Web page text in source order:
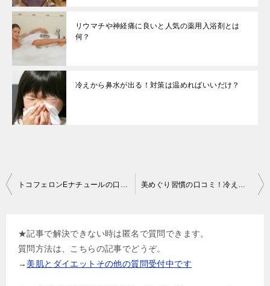
リウマチや神経痛に良いと人気の薬用入浴剤とは
何？
冷えから鼻水が出る！対策は温めればいいだけ？
投
トコフェロンEナチュールの口コミ評価！冷え性、こり、しびれ改善 美めぐり習慣の口コミ！冷えと貧血解消効果の理由
★記事で解決できない時は匿名で質問できます。
質問方法は、こちらの記事でどうぞ。
→ 美肌とダイエットその他の質問受付中です